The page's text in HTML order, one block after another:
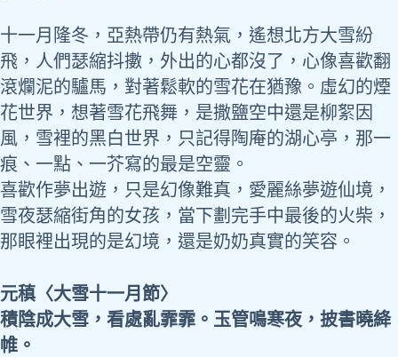
十一月隆冬，亞熱帶仍有熱氣，遙想北方大雪紛
飛，人們瑟縮抖擻，外出的心都沒了，心像喜歡翻
滾爛泥的驢馬，對著鬆軟的雪花在猶豫。虛幻的煙
花世界，想著雪花飛舞，是撒鹽空中還是柳絮因
風，雪裡的黑白世界，只記得陶庵的湖心亭，那一
痕、一點、一芥寫的最是空靈。
喜歡作夢出遊，只是幻像難真，愛麗絲夢遊仙境，
雪夜瑟縮街角的女孩，當下劃完手中最後的火柴 ，
那眼裡出現的是幻境，還是奶奶真實的笑容。
元稹〈大雪十一月節〉
積陰成大雪，看處亂霏霏。玉管鳴寒夜，披書曉絳
帷。